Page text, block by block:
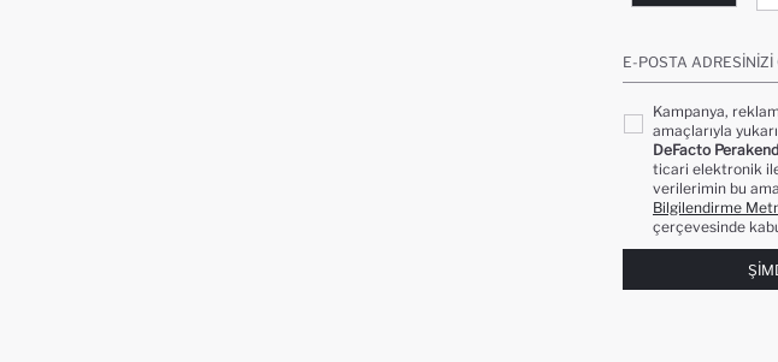
E-POSTA ADRESINIZI
Kampanya,
amaçlarıyla
DeFacto
ticari elektronik
verilerimin bu
Bilgilendirme
çerçevesinde